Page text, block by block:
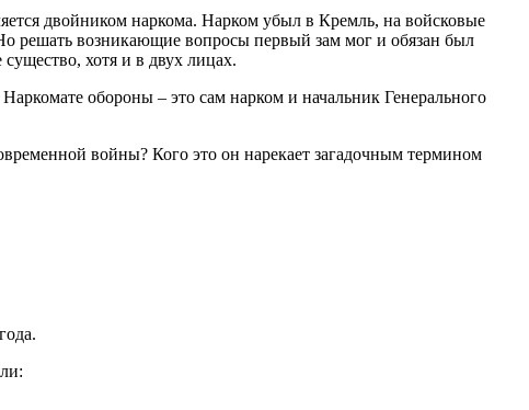
двойником наркома. Нарком убыл в Кремль, на войсковые
решать возникающие вопросы первый зам мог и обязан был
хотя и в двух лицах.
обороны – это сам нарком и начальник Генерального
войны? Кого это он нарекает загадочным термином